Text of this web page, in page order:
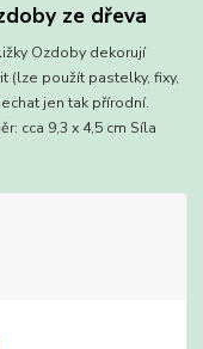
ze dřeva
Ozdoby dekorují
(lze použít pastelky, fixy,
jen tak přírodní.
cca 9,3 x 4,5 cm Síla